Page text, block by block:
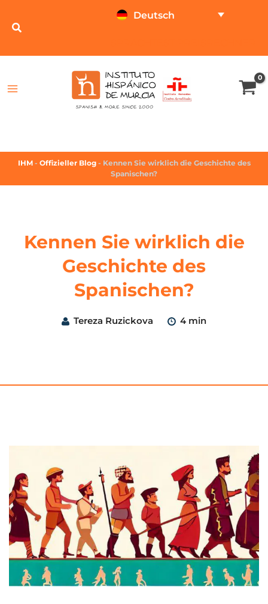
Deutsch
IHM - Offizieller Blog - Kennen Sie wirklich die Geschichte des
Spanischen?
Kennen Sie wirklich die
Geschichte des
Spanischen?
Tereza Ruzickova 4 min